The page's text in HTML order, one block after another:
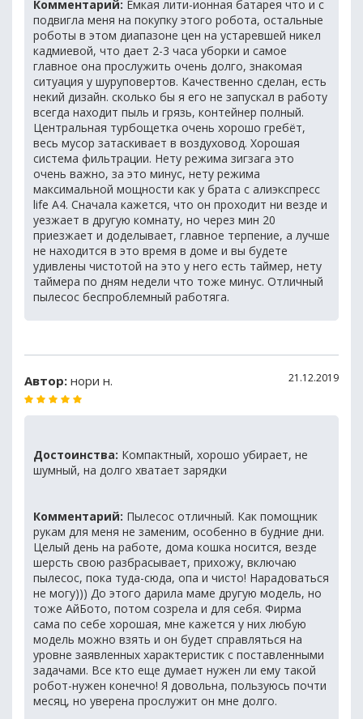
Комментарий: Емкая лити-ионная батарея что и с
подвигла меня на покупку этого робота, остальные
роботы в этом диапазоне цен на устаревшей никел
кадмиевой, что дает 2-3 часа уборки и самое
главное она прослужить очень долго, знакомая
ситуация у шуруповертов. Качественно сделан, есть
некий дизайн. сколько бы я его не запускал в работу
всегда находит пыль и грязь, контейнер полный.
Центральная турбощетка очень хорошо гребёт,
весь мусор затаскивает в воздуховод. Хорошая
система фильтрации. Нету режима зигзага это
очень важно, за это минус, нету режима
максимальной мощности как у брата с алиэкспресс
life A4. Сначала кажется, что он проходит ни везде и
уезжает в другую комнату, но через мин 20
приезжает и доделывает, главное терпение, а лучше
не находится в это время в доме и вы будете
удивлены чистотой на это у него есть таймер, нету
таймера по дням недели что тоже минус. Отличный
пылесос беспроблемный работяга.
Автор: нори н. 21.12.2019
Достоинства: Компактный, хорошо убирает, не
шумный, на долго хватает зарядки
Комментарий: Пылесос отличный. Как помощник
рукам для меня не заменим, особенно в будние дни.
Целый день на работе, дома кошка носится, везде
шерсть свою разбрасывает, прихожу, включаю
пылесос, пока туда-сюда, опа и чисто! Нарадоваться
не могу))) До этого дарила маме другую модель, но
тоже АйБото, потом созрела и для себя. Фирма
сама по себе хорошая, мне кажется у них любую
модель можно взять и он будет справляться на
уровне заявленных характеристик с поставленными
задачами. Все кто еще думает нужен ли ему такой
робот-нужен конечно! Я довольна, пользуюсь почти
месяц, но уверена прослужит он мне долго.